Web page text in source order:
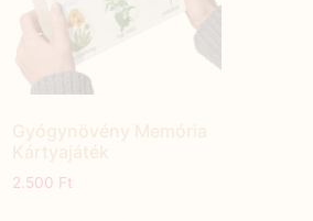
2.500 Ft